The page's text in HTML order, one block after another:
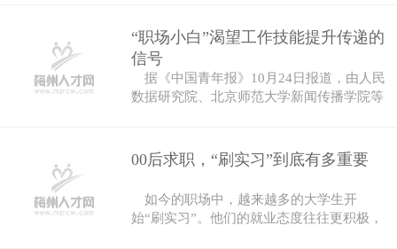
“职场小白”渴望工作技能提升传递的
信号
据《中国青年报》10月24日报道，由人民
数据研究院、北京师范大学新闻传播学院等
00后求职，“刷实习”到底有多重要
如今的职场中，越来越多的大学生开
始“刷实习”。他们的就业态度往往更积极，